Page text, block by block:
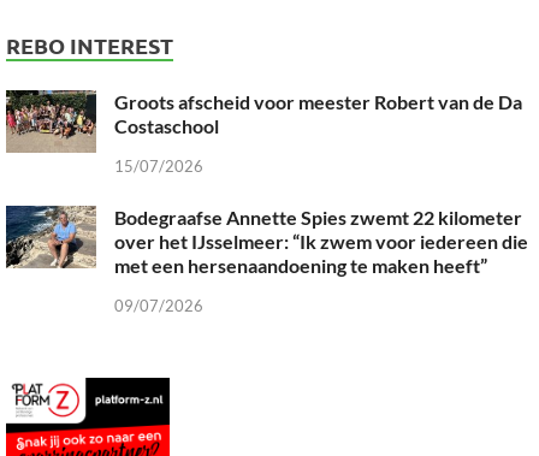
REBO INTEREST
Groots afscheid voor meester Robert van de Da
Costaschool
15/07/2026
Bodegraafse Annette Spies zwemt 22 kilometer
over het IJsselmeer: “Ik zwem voor iedereen die
met een hersenaandoening te maken heeft”
09/07/2026